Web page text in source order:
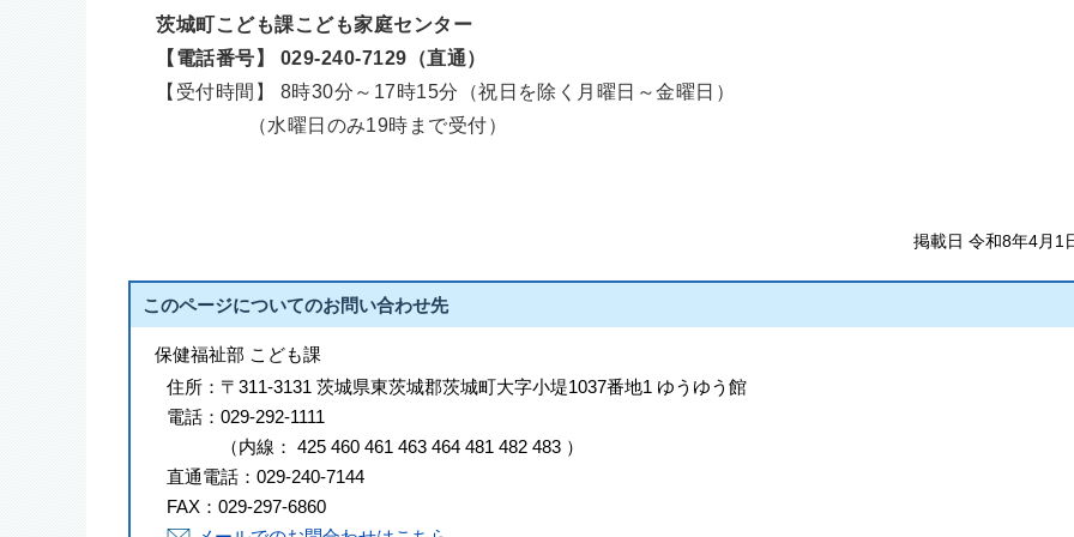
茨城町こども課こども家庭センター
【電話番号】 029-240-7129（直通）
【受付時間】 8時30分～17時15分（祝日を除く月曜日～金曜日）
（水曜日のみ19時まで受付）
掲載日 令和8年4月1
このページについてのお問い合わせ先
保健福祉部 こども課
住所： 〒311-3131 茨城県東茨城郡茨城町大字小堤1037番地1 ゆうゆう館
電話： 029-292-1111
（内線 ： 425 460 461 463 464 481 482 483 ）
直通電話： 029-240-7144
FAX： 029-297-6860